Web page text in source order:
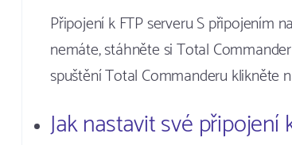
Připojení k FTP serveru S připojením
nemáte, stáhněte si Total
spuštění Total Commanderu klikněte
Jak nastavit své připojení